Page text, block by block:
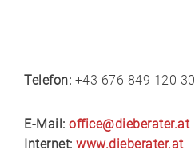
Telefon: +43 676 849 120 30
E-Mail: office@dieberater.at
Internet: www.dieberater.at